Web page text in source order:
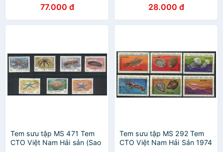
77.000 đ 28.000 đ
Tem sưu tập MS 471 Tem
CTO Việt Nam Hải sản (Sao
Tem sưu tập MS 292 Tem
CTO Việt Nam Hải Sản 1974